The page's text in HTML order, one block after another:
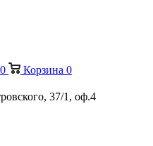
0 Корзина 0
37/1, оф.4